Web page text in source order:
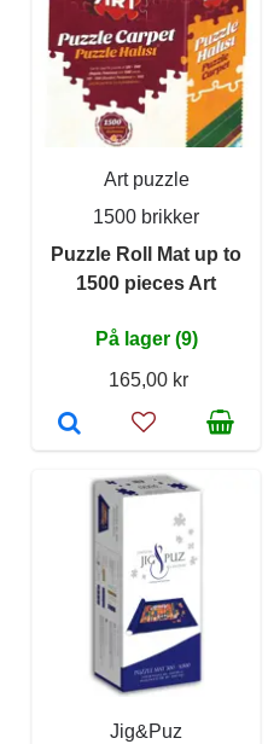
Art puzzle
1500 brikker
Puzzle Roll Mat up to
1500 pieces Art
På lager (9)
165,00 kr
Jig&Puz